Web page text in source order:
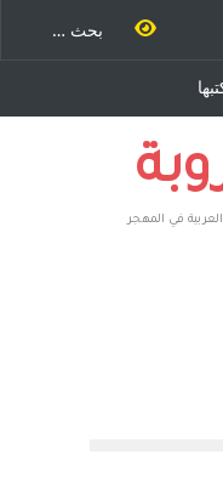
الاستيطان ومسلسل الخداع
المستمر - قلم : راسم عبيدات
في المهجر